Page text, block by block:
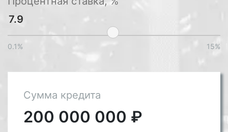
0.1% 15%
Сумма кредита
200 000 000 ₽